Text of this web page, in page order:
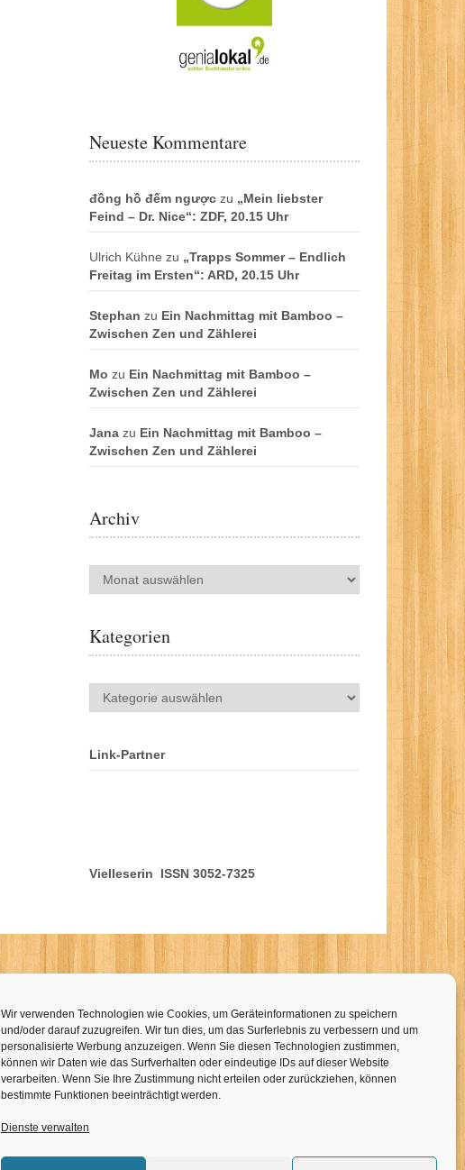
Neueste Kommentare
đồng hồ đếm ngược zu „Mein liebster
Feind – Dr. Nice“: ZDF, 20.15 Uhr
Ulrich Kühne zu „Trapps Sommer – Endlich
Freitag im Ersten“: ARD, 20.15 Uhr
Stephan zu Ein Nachmittag mit Bamboo –
Zwischen Zen und Zählerei
Mo zu Ein Nachmittag mit Bamboo –
Zwischen Zen und Zählerei
Jana zu Ein Nachmittag mit Bamboo –
Zwischen Zen und Zählerei
Archiv
Archiv
Kategorien
Kategorien
Link-Partner
Vielleserin ISSN 3052-7325
Wir verwenden Technologien wie Cookies, um Geräteinformationen zu speichern
und/oder darauf zuzugreifen. Wir tun dies, um das Surferlebnis zu verbessern und um
personalisierte Werbung anzuzeigen. Wenn Sie diesen Technologien zustimmen,
können wir Daten wie das Surfverhalten oder eindeutige IDs auf dieser Website
verarbeiten. Wenn Sie Ihre Zustimmung nicht erteilen oder zurückziehen, können
bestimmte Funktionen beeinträchtigt werden.
Dienste verwalten